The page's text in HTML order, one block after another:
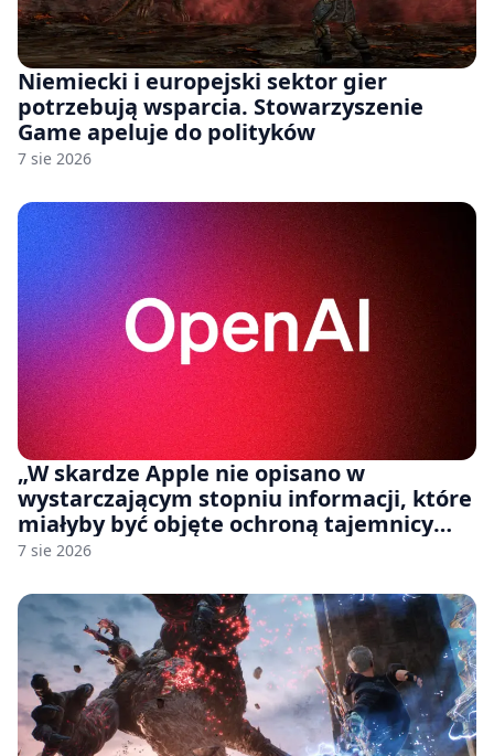
Niemiecki i europejski sektor gier
potrzebują wsparcia. Stowarzyszenie
Game apeluje do polityków
7 sie 2026
„W skardze Apple nie opisano w
wystarczającym stopniu informacji, które
miałyby być objęte ochroną tajemnicy
handlowej”. OpenAI żąda odrzucenia
7 sie 2026